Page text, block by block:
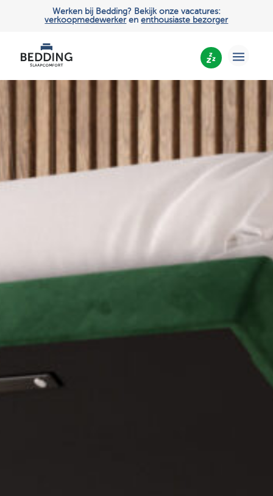
Werken bij Bedding? Bekijk onze vacatures:
verkoopmedewerkerenenthousiaste bezorger